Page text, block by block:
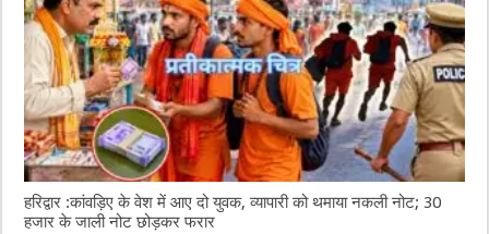
हरिद्वार :कांवड़िए के वेश में आए दो युवक, व्यापारी को थमाया नकली नोट; 30
हजार के जाली नोट छोड़कर फरार